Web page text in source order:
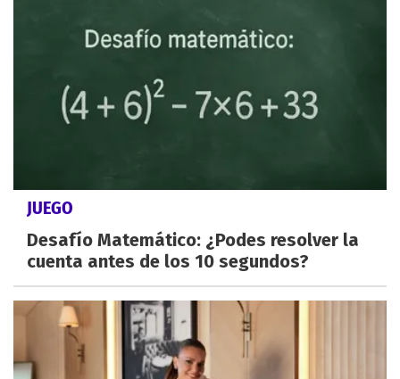
JUEGO
Desafío Matemático: ¿Podes resolver la
cuenta antes de los 10 segundos?